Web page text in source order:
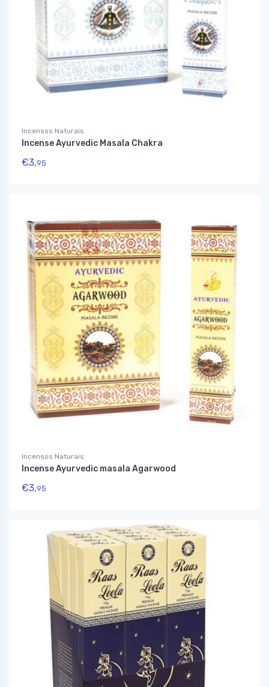
Incensos Naturais
Incense Ayurvedic Masala Chakra
€3,95
Incensos Naturais
Incense Ayurvedic masala Agarwood
€3,95